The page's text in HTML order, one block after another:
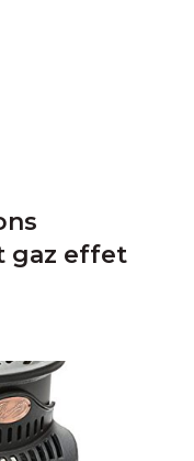
gaz effet